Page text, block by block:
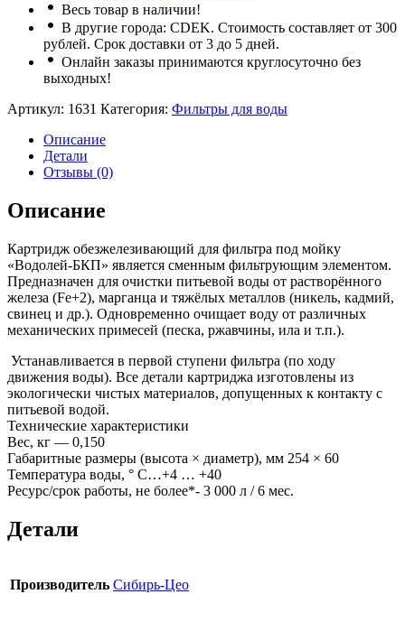
Весь товар в наличии!
В другие города: CDEK. Стоимость составляет от 300
рублей. Срок доставки от 3 до 5 дней.
Онлайн заказы принимаются круглосуточно без
выходных!
Артикул: 1631 Категория: Фильтры для воды
Описание
Детали
Отзывы (0)
Описание
Картридж обезжелезивающий для фильтра под мойку
«Водолей-БКП» является сменным фильтрующим элементом.
Предназначен для очистки питьевой воды от растворённого
железа (Fe+2), марганца и тяжёлых металлов (никель, кадмий,
свинец и др.). Одновременно очищает воду от различных
механических примесей (песка, ржавчины, ила и т.п.).
Устанавливается в первой ступени фильтра (по ходу
движения воды). Все детали картриджа изготовлены из
экологически чистых материалов, допущенных к контакту с
питьевой водой.
Технические характеристики
Вес, кг — 0,150
Габаритные размеры (высота × диаметр), мм 254 × 60
Температура воды, ° С…+4 … +40
Ресурс/срок работы, не более*- 3 000 л / 6 мес.
Детали
Производитель Сибирь-Цео